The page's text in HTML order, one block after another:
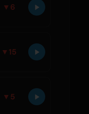
▼ 6
▼ 15
▼ 5